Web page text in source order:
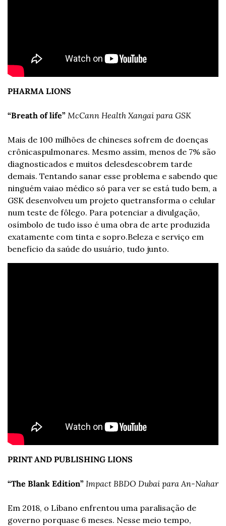
PHARMA LIONS
“Breath of life” McCann Health Xangai para GSK
Mais de 100 milhões de chineses sofrem de doenças
crônicaspulmonares. Mesmo assim, menos de 7% são
diagnosticados e muitos delesdescobrem tarde
demais. Tentando sanar esse problema e sabendo que
ninguém vaiao médico só para ver se está tudo bem, a
GSK desenvolveu um projeto quetransforma o celular
num teste de fôlego. Para potenciar a divulgação,
osímbolo de tudo isso é uma obra de arte produzida
exatamente com tinta e sopro.Beleza e serviço em
benefício da saúde do usuário, tudo junto.
PRINT AND PUBLISHING LIONS
“The Blank Edition” Impact BBDO Dubai para An-Nahar
Em 2018, o Líbano enfrentou uma paralisação de
governo porquase 6 meses. Nesse meio tempo,